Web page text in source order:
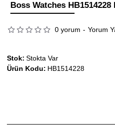
Boss Watches
0 yorum - Yorum
Stok: Stokta Var
Ürün Kodu: HB1514228